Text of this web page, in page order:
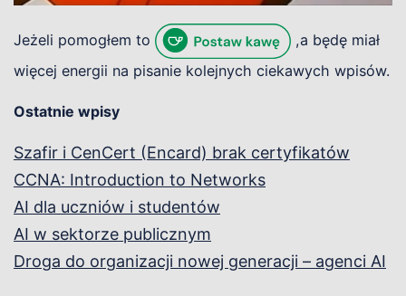
Jeżeli pomogłem to
,a będę miał
więcej energii na pisanie kolejnych ciekawych wpisów.
Ostatnie wpisy
Szafir i CenCert (Encard) brak certyfikatów
CCNA: Introduction to Networks
AI dla uczniów i studentów
AI w sektorze publicznym
Droga do organizacji nowej generacji – agenci AI